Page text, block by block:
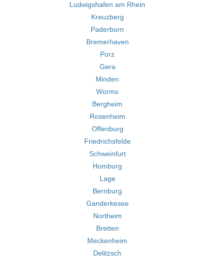
Ludwigshafen am Rhein
Kreuzberg
Paderborn
Bremerhaven
Porz
Gera
Minden
Worms
Bergheim
Rosenheim
Offenburg
Friedrichsfelde
Schweinfurt
Homburg
Lage
Bernburg
Ganderkesee
Northeim
Bretten
Meckenheim
Delitzsch